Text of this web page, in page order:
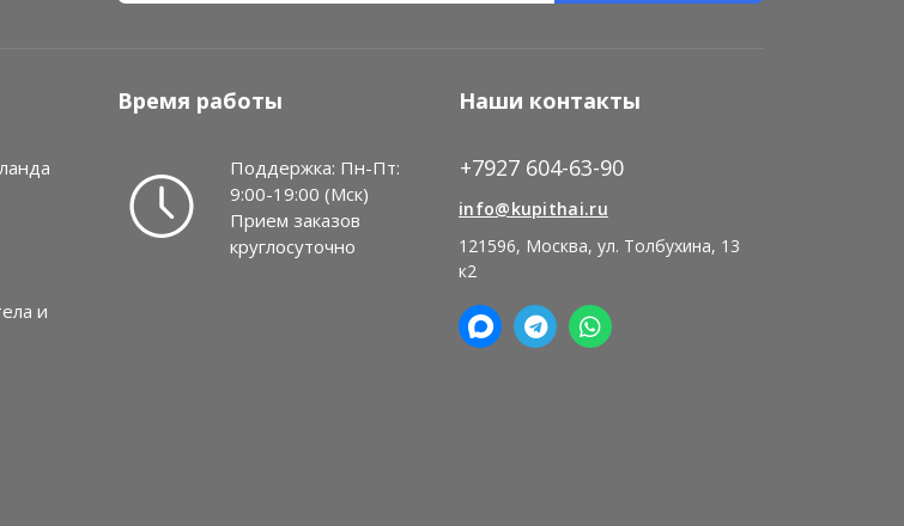
и
Время работы
Поддержка: Пн-Пт:
9:00-19:00 (Мск)
Прием заказов
круглосуточно
Наши контакты
+7927 604-63-90
info@kupithai.ru
121596, Москва, ул. Толбухина, 13
к2